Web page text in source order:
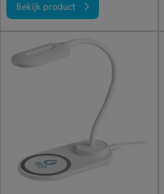
Bekijk product